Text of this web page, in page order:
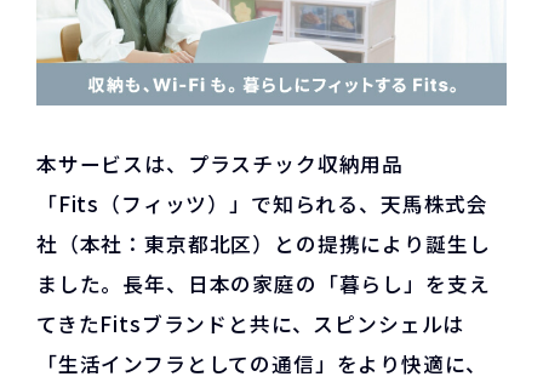
本サービスは、プラスチック収納用品
「Fits（フィッツ）」で知られる、天馬株式会
社（本社：東京都北区）との提携により誕生し
ました。長年、日本の家庭の「暮らし」を支え
てきたFitsブランドと共に、スピンシェルは
「生活インフラとしての通信」をより快適に、